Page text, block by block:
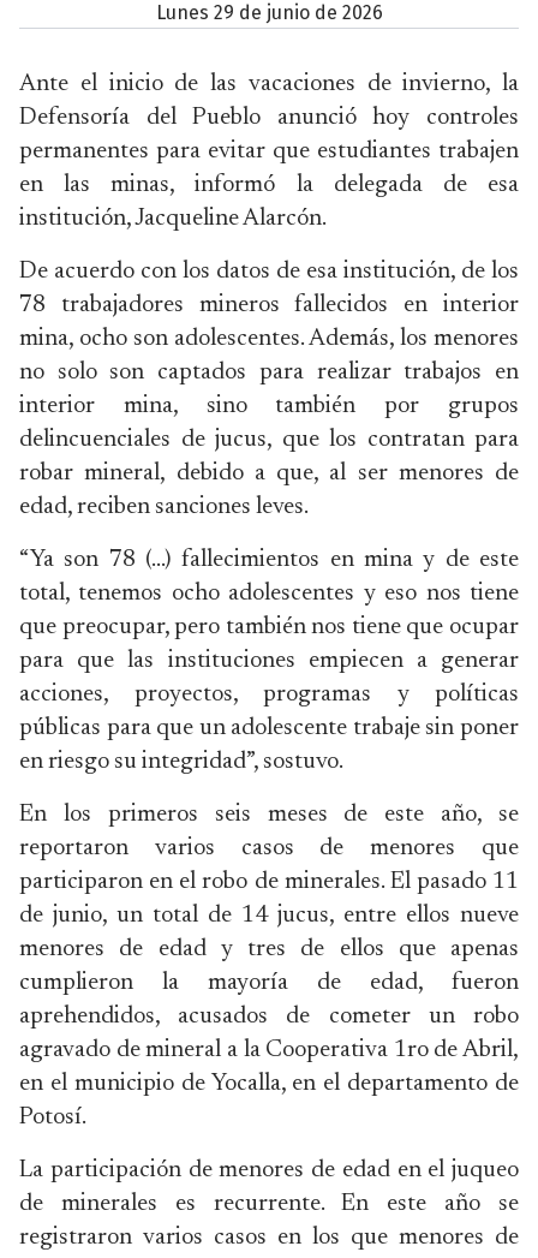
lunes 29 de junio de 2026
Ante el inicio de las vacaciones de invierno, la
Defensoría del Pueblo anunció hoy controles
permanentes para evitar que estudiantes trabajen
en las minas, informó la delegada de esa
institución, Jacqueline Alarcón.
De acuerdo con los datos de esa institución, de los
78 trabajadores mineros fallecidos en interior
mina, ocho son adolescentes. Además, los menores
no solo son captados para realizar trabajos en
interior mina, sino también por grupos
delincuenciales de jucus, que los contratan para
robar mineral, debido a que, al ser menores de
edad, reciben sanciones leves.
“Ya son 78 (…) fallecimientos en mina y de este
total, tenemos ocho adolescentes y eso nos tiene
que preocupar, pero también nos tiene que ocupar
para que las instituciones empiecen a generar
acciones, proyectos, programas y políticas
públicas para que un adolescente trabaje sin poner
en riesgo su integridad”, sostuvo.
En los primeros seis meses de este año, se
reportaron varios casos de menores que
participaron en el robo de minerales. El pasado 11
de junio, un total de 14 jucus, entre ellos nueve
menores de edad y tres de ellos que apenas
cumplieron la mayoría de edad, fueron
aprehendidos, acusados de cometer un robo
agravado de mineral a la Cooperativa 1ro de Abril,
en el municipio de Yocalla, en el departamento de
Potosí.
La participación de menores de edad en el juqueo
de minerales es recurrente. En este año se
registraron varios casos en los que menores de